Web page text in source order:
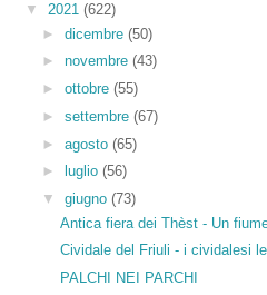
▼ 2021 (622)
►dicembre(50)
►novembre(43)
►ottobre(55)
►settembre(67)
►agosto(65)
►
luglio(56)
▼giugno(73)
Antica fiera dei Thèst - Un
Cividale del Friuli - i cividalesi
PALCHI NEI PARCHI